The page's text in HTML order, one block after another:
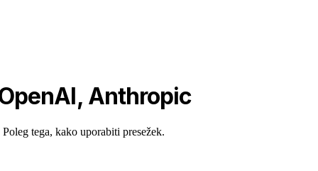
Anthropic
tega, kako uporabiti presežek.